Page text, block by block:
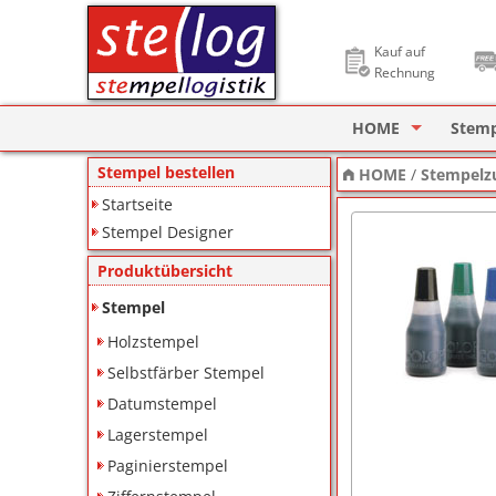
Kauf auf
Rechnung
HOME
Stempel Designer
ImageCard
Stempel bestellen
Startseite
Stempel Designer
Produktübersicht
Stempel
Holzstempel
Selbstfärber Stempel
Datumstempel
Lagerstempel
Paginierstempel
HOME /